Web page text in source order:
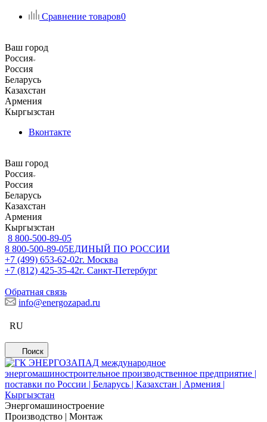
Сравнение товаров0
Ваш город
Россия
Россия
Беларусь
Казахстан
Армения
Кыргызстан
Вконтакте
Ваш город
Россия
Россия
Беларусь
Казахстан
Армения
Кыргызстан
8 800-500-89-05
8 800-500-89-05ЕДИНЫЙ ПО РОССИИ
+7 (499) 653-62-02г. Москва
+7 (812) 425-35-42г. Санкт-Петербург
Обратная связь
info@energozapad.ru
RU
Поиск
Энергомашиностроение
Производство | Монтаж